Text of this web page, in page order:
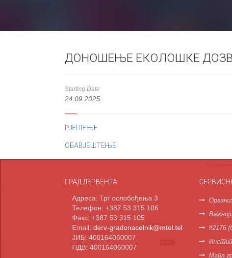
ДОНОШЕЊЕ ЕКОЛОШКЕ
Starting Date
24.09.2025
РЈЕШЕЊЕ
ОБАВЈЕШТЕЊЕ
ГРАД ДЕРВЕНТА
Адреса: Трг ослобођења 3
Телефон: +387 53 315 106
Факс: +387 53 315 105
Email: derv-gradonacelnik@mtel.tel
ЈИБ: 400164060007
ПДВ: 400164060007
#2176
Мапа